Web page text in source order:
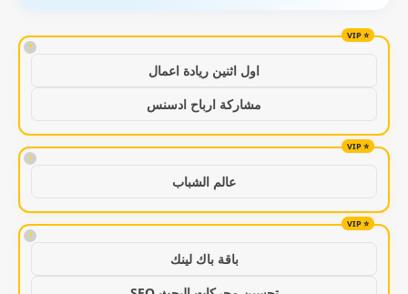
!
اول اثنين ريادة اعمال
مشاركة ارباح ادسنس
!
عالم الشباب
!
باقة باك لينك